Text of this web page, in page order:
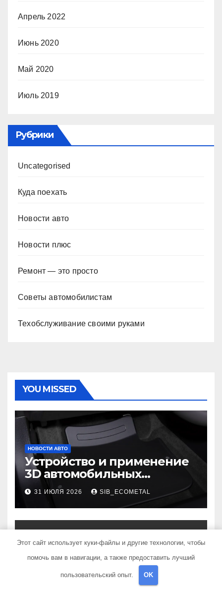
Апрель 2022
Июнь 2020
Май 2020
Июль 2019
Рубрики
Uncategorised
Куда поехать
Новости авто
Новости плюс
Ремонт — это просто
Советы автомобилистам
Техобслуживание своими руками
YOU MISSED
НОВОСТИ АВТО
Устройство и применение
3D автомобильных
ковриков
31 ИЮЛЯ 2026 SIB_ECOMETAL
НОВОСТИ АВТО
Основные этапы
возведения гаража
Этот сайт использует куки-файлы и другие технологии, чтобы
помочь вам в навигации, а также предоставить лучший
пользовательский опыт. OK